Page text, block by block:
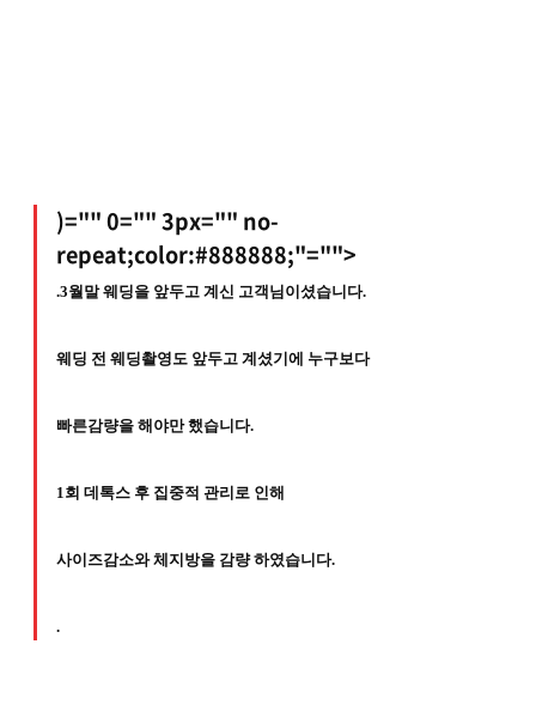
)="" 0="" 3px="" no-
repeat;color:#888888;"="">
.3월말 웨딩을 앞두고 계신 고객님이셨습니다.
웨딩 전 웨딩촬영도 앞두고 계셨기에 누구보다
빠른감량을 해야만 했습니다.
1회 데톡스 후 집중적 관리로 인해
사이즈감소와 체지방을 감량 하였습니다.
.